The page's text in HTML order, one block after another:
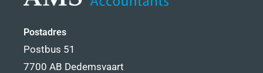
Postadres
Postbus 51
7700 AB Dedemsvaart